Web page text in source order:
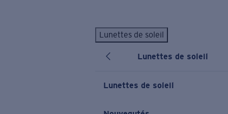
Lunettes de soleil
Lunettes de soleil
Lunettes de soleil
LES PLUS RECHERCHÉS
Lunettes de soleil personnalisées Nouveau